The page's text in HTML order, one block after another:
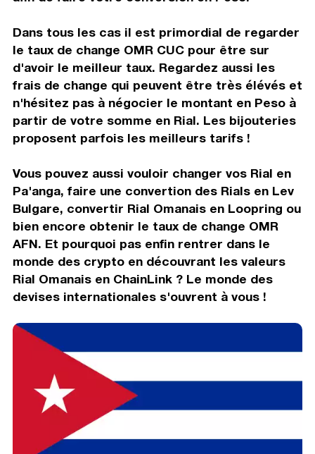
Dans tous les cas il est primordial de regarder
le taux de change OMR CUC pour être sur
d'avoir le meilleur taux. Regardez aussi les
frais de change qui peuvent être très élévés et
n'hésitez pas à négocier le montant en Peso à
partir de votre somme en Rial. Les bijouteries
proposent parfois les meilleurs tarifs !
Vous pouvez aussi vouloir changer vos Rial en
Pa'anga, faire une convertion des Rials en Lev
Bulgare, convertir Rial Omanais en Loopring ou
bien encore obtenir le taux de change OMR
AFN. Et pourquoi pas enfin rentrer dans le
monde des crypto en découvrant les valeurs
Rial Omanais en ChainLink ? Le monde des
devises internationales s'ouvrent à vous !